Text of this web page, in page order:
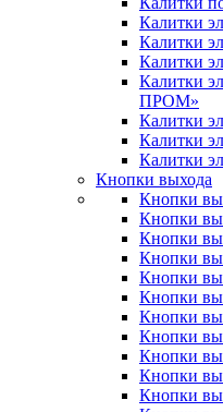
Калитки
Калитки
Калитки
Калитки
ПРОМ»
Калитки
Калитки
Калитки
Кнопки выхода
Кнопки
Кнопки
Кнопки
Кнопки
Кнопки
Кнопки
Кнопки
Кнопки
Кнопки
Кнопки
Кнопки